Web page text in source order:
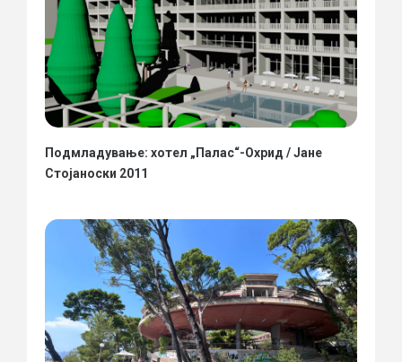
Подмладување: хотел „Палас“-Охрид / Јане
Стојаноски 2011